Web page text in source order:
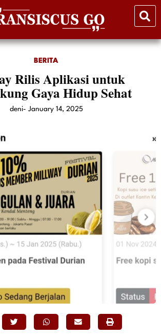
BERITA
Rilis Aplikasi untuk
Gaya Hidup Sehat
deni- January 14, 2025